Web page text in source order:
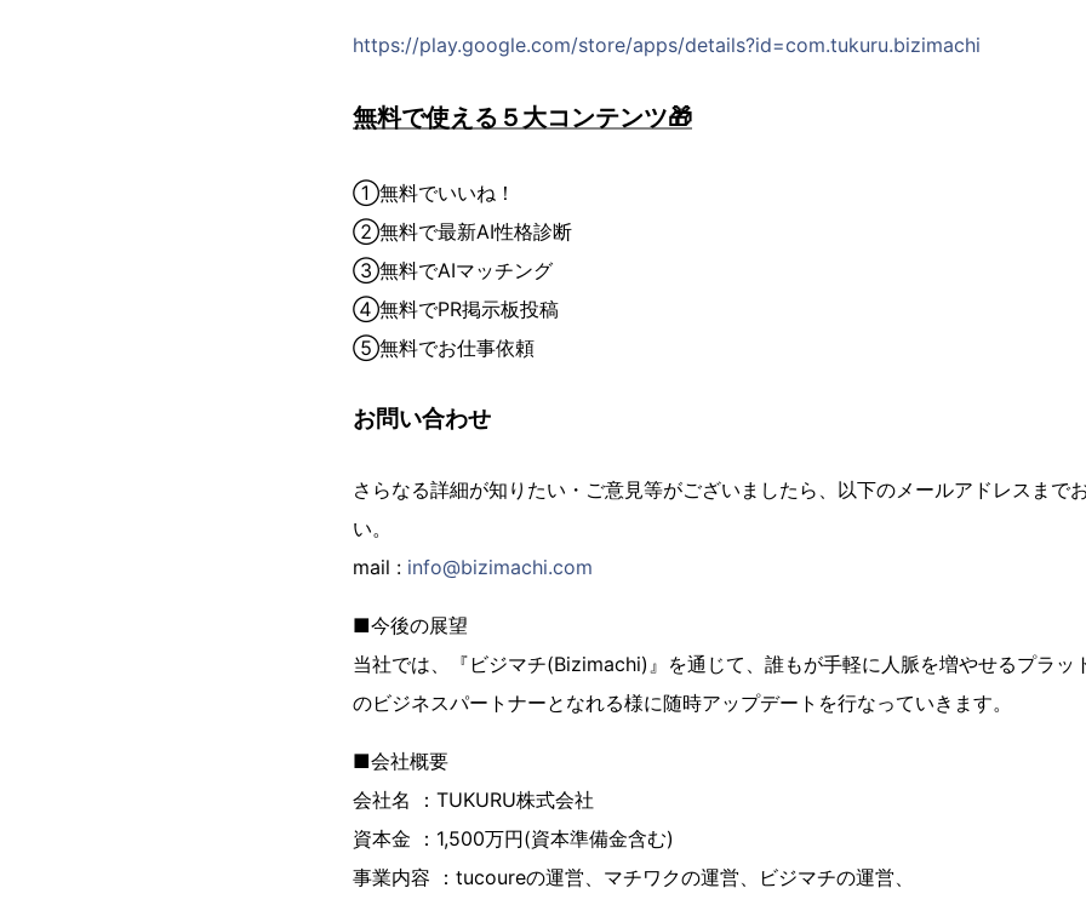
https://play.google.com/store/apps/details?id=com.tukuru.bizimachi
無料で使える５大コンテンツ🎁
①無料でいいね！
②無料で最新AI性格診断
③無料でAIマッチング
④無料でPR掲示板投稿
⑤無料でお仕事依頼
お問い合わせ
さらなる詳細が知りたい・ご意見等がございましたら、以下のメールアドレスまで
い。
mail : info@bizimachi.com
■今後の展望
当社では、『ビジマチ(Bizimachi)』を通じて、誰もが手軽に人脈を増やせるプラッ
のビジネスパートナーとなれる様に随時アップデートを行なっていきます。
■会社概要
会社名 ：TUKURU株式会社
資本金 ：1,500万円(資本準備金含む)
事業内容 ：tucoureの運営、マチワクの運営、ビジマチの運営、